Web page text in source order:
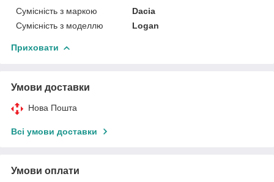
Сумісність з маркою
Dacia
Сумісність з моделлю
Logan
Приховати
Умови доставки
Нова Пошта
Всі умови доставки
Умови оплати